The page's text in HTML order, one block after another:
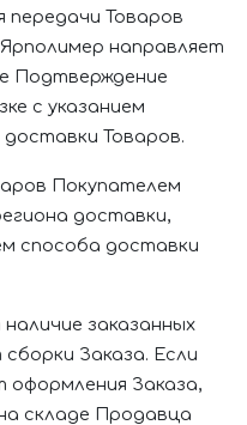
передачи Товаров
направляет
Подтверждение
с указанием
Товаров.
Покупателем
доставки,
способа доставки
заказанных
Заказа. Если
оформления Заказа,
складе Продавца